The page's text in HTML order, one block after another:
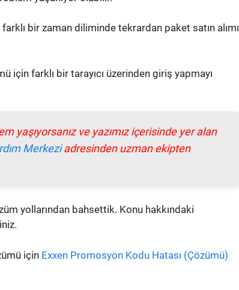
bir zaman diliminde tekrardan paket satın alımı
için farklı bir tarayıcı üzerinden giriş yapmayı
yaşıyorsanız ve yazımız içerisinde yer alan
Merkeziadresinden uzman ekipten
yollarından bahsettik. Konu hakkındaki
için Exxen Promosyon Kodu Hatası (Çözümü)